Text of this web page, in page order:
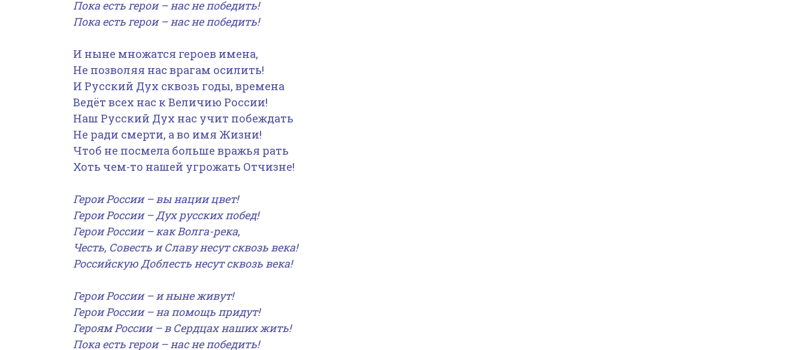
Пока есть герои – нас не победить!
Пока есть герои – нас не победить!
И ныне множатся героев имена,
Не позволяя нас врагам осилить!
И Русский Дух сквозь годы, времена
Ведёт всех нас к Величию России!
Наш Русский Дух нас учит побеждать
Не ради смерти, а во имя Жизни!
Чтоб не посмела больше вражья рать
Хоть чем-то нашей угрожать Отчизне!
Герои России – вы нации цвет!
Герои России – Дух русских побед!
Герои России – как Волга-река,
Честь, Совесть и Славу несут сквозь века!
Российскую Доблесть несут сквозь века!
Герои России – и ныне живут!
Герои России – на помощь придут!
Героям России – в Сердцах наших жить!
Пока есть герои – нас не победить!